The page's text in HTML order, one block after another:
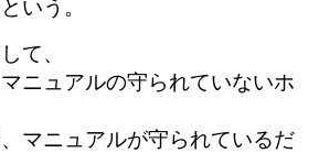
いう。
て、
ニュアルの守られていないホ
マニュアルが守られているだ